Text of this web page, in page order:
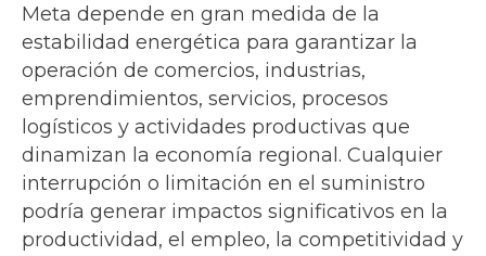
Meta depende en gran medida de la
estabilidad energética para garantizar la
operación de comercios, industrias,
emprendimientos, servicios, procesos
logísticos y actividades productivas que
dinamizan la economía regional. Cualquier
interrupción o limitación en el suministro
podría generar impactos significativos en la
productividad, el empleo, la competitividad y